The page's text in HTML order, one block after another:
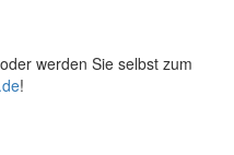
werden Sie selbst zum
!